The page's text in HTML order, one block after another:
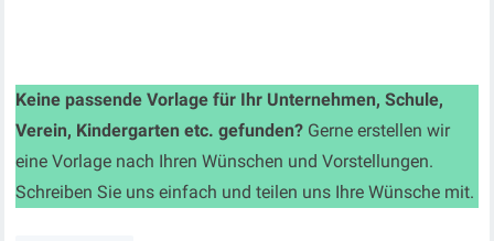
Keine passende Vorlage für Ihr Unternehmen, Schule,
Verein, Kindergarten etc. gefunden? Gerne erstellen wir
eine Vorlage nach Ihren Wünschen und Vorstellungen.
Schreiben Sie uns einfach und teilen uns Ihre Wünsche mit.